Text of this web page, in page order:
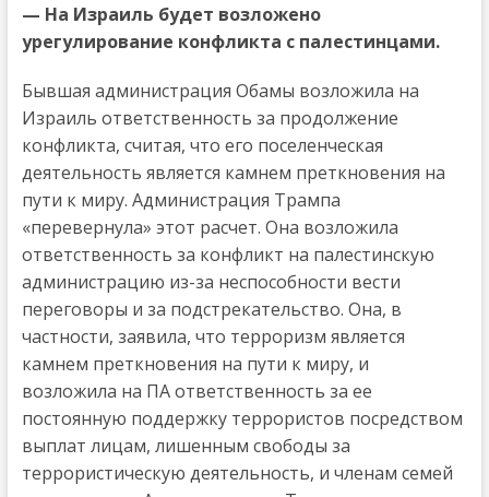
— На Израиль будет возложено
урегулирование конфликта с палестинцами.
Бывшая администрация Обамы возложила на
Израиль ответственность за продолжение
конфликта, считая, что его поселенческая
деятельность является камнем преткновения на
пути к миру. Администрация Трампа
«перевернула» этот расчет. Она возложила
ответственность за конфликт на палестинскую
администрацию из-за неспособности вести
переговоры и за подстрекательство. Она, в
частности, заявила, что терроризм является
камнем преткновения на пути к миру, и
возложила на ПА ответственность за ее
постоянную поддержку террористов посредством
выплат лицам, лишенным свободы за
террористическую деятельность, и членам семей